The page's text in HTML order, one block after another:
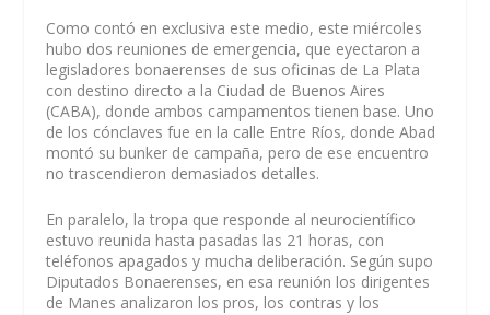
Como contó en exclusiva este medio, este miércoles
hubo dos reuniones de emergencia, que eyectaron a
legisladores bonaerenses de sus oficinas de La Plata
con destino directo a la Ciudad de Buenos Aires
(CABA), donde ambos campamentos tienen base. Uno
de los cónclaves fue en la calle Entre Ríos, donde Abad
montó su bunker de campaña, pero de ese encuentro
no trascendieron demasiados detalles.
En paralelo, la tropa que responde al neurocientífico
estuvo reunida hasta pasadas las 21 horas, con
teléfonos apagados y mucha deliberación. Según supo
Diputados Bonaerenses, en esa reunión los dirigentes
de Manes analizaron los pros, los contras y los